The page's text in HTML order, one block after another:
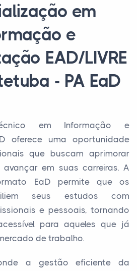
em
e
EAD/LIVRE
- PA EaD
em Informação e
oferece uma oportunidade
que buscam aprimorar
em suas carreiras. A
EaD permite que os
seus estudos com
e pessoais, tornando
para aqueles que já
de trabalho.
a gestão eficiente da